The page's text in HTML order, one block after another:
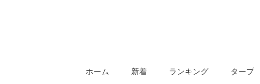
ホーム 新着 ランキング タープ